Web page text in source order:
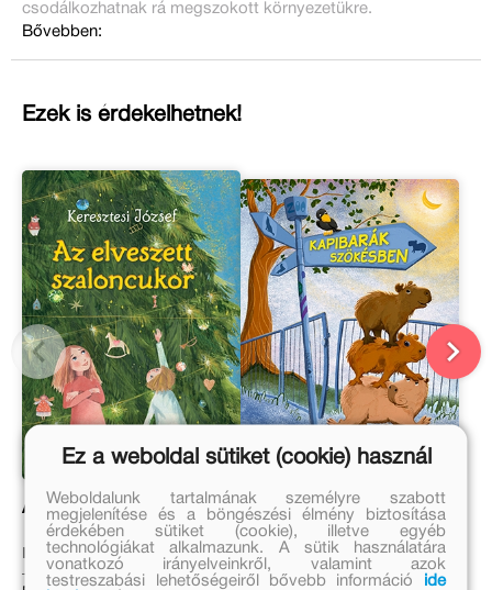
csodálkozhatnak rá megszokott környezetükre.
Bővebben:
Ezek is érdekelhetnek!
Az elveszett szaloncukor
Keresztesi József
Kapibarák szökésben
Matthäus Bär
Ez a weboldal sütiket (cookie) használ
Weboldalunk tartalmának személyre szabott
megjelenítése és a böngészési élmény biztosítása
érdekében sütiket (cookie), illetve egyéb
technológiákat alkalmazunk. A sütik használatára
vonatkozó irányelveinkről, valamint azok
testreszabási lehetőségeiről bővebb információ
ide